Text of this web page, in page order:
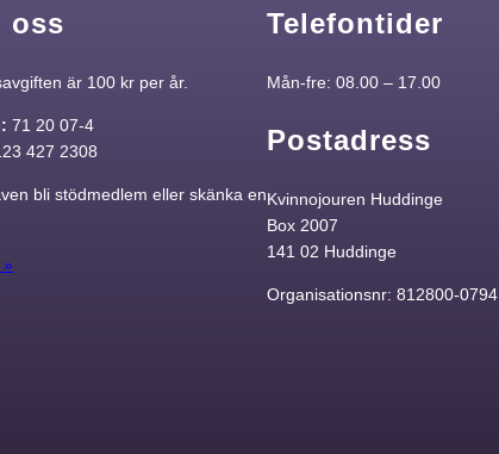
oss
är 100 kr per år.
71 20 07-4
427 2308
bli stödmedlem eller skänka en
Telefontider
Mån-fre: 08.00 – 17.00
Postadress
Kvinnojouren Huddinge
Box 2007
141 02 Huddinge
Organisationsnr: 812800-0794